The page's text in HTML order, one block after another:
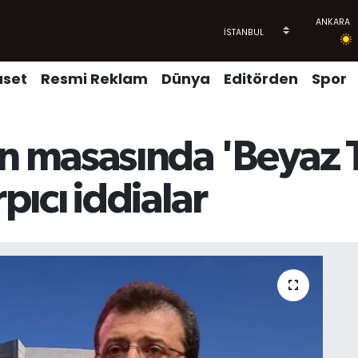
Resmi Reklam Dünya Editörden Spor
masasında 'Beyaz
iddialar